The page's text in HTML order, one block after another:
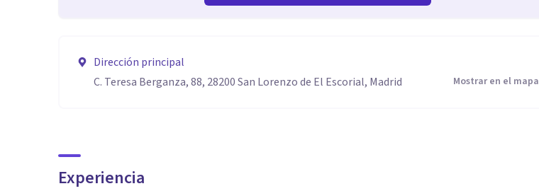
Dirección principal
C. Teresa Berganza, 88, 28200 San Lorenzo de El Escorial, Madrid
Mostrar en el mapa
Experiencia